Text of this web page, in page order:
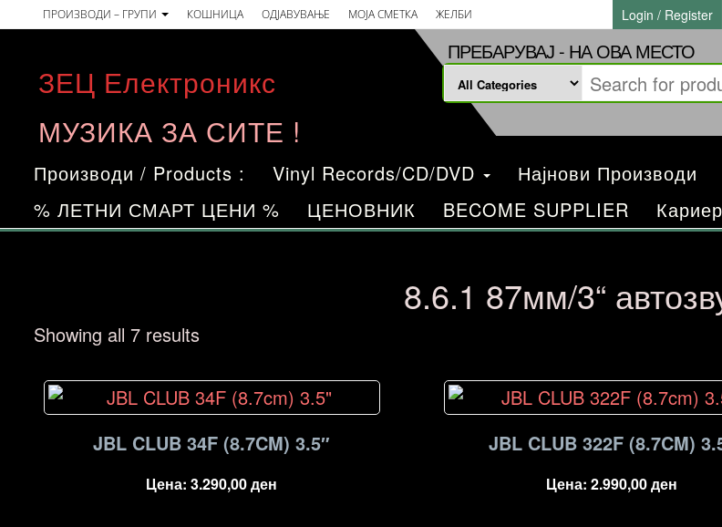
to
content
ПРОИЗВОДИ – ГРУПИ КОШНИЦА ОДЈАВУВАЊЕ МОЈА СМЕТКА ЖЕЛБИ Login / Register
ЗЕЦ Електроникс
МУЗИКА ЗА СИТЕ !
ПРЕБАРУВАЈ - НА ОВА МЕСТО
Производи / Products : Vinyl Records/CD/DVD Најнови Производи
% ЛЕТНИ СМАРТ ЦЕНИ %
ЦЕНОВНИК BECOME SUPPLIER
8.6.1 87мм/3“
Showing all 7 resultsSorted
price:
high
to
JBL CLUB 34F (8.7CM) 3.5″
Цена:3.290,00ден
JBL CLUB 322F (8.7CM)
Цена:2.990,00ден